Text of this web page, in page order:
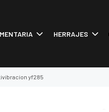
HERRAJES
yf285